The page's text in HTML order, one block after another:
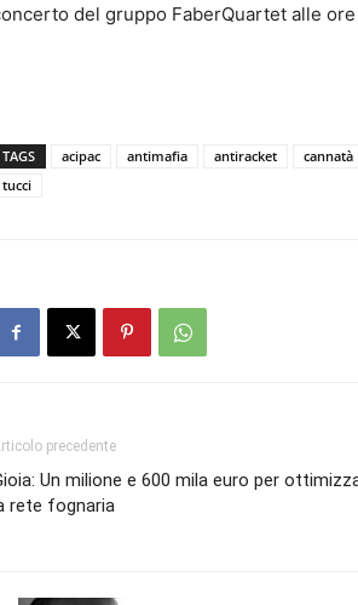
del gruppo FaberQuartet alle ore
TAGS acipac antimafia antiracket cannatà
tucci
precedente
Un milione e 600 mila euro per
rete fognaria